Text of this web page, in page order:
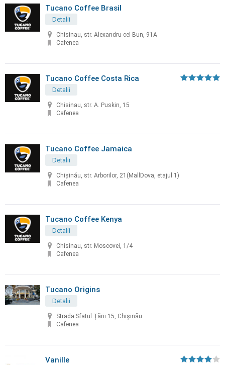
Tucano Coffee Brasil
Detalii
Chisinau, str. Alexandru cel Bun, 91A
Cafenea
Tucano Coffee Costa Rica
Detalii
Chisinau, str. A. Puskin, 15
Cafenea
Tucano Coffee Jamaica
Detalii
Chişinău, str. Arborilor, 21(MallDova, etajul 1)
Cafenea
Tucano Coffee Kenya
Detalii
Chisinau, str. Moscovei, 1/4
Cafenea
Tucano Origins
Detalii
Strada Sfatul Țării 15, Chișinău
Cafenea
Vanille